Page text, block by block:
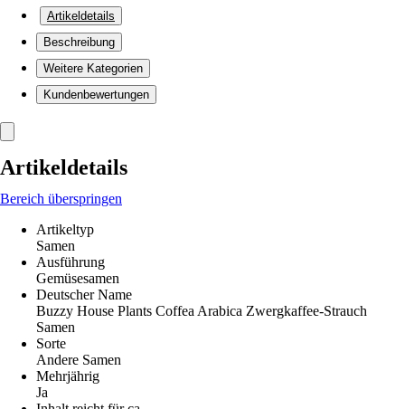
Artikeldetails
Beschreibung
Weitere Kategorien
Kundenbewertungen
Artikeldetails
Bereich überspringen
Artikeltyp
Samen
Ausführung
Gemüsesamen
Deutscher Name
Buzzy House Plants Coffea Arabica Zwergkaffee-Strauch
Samen
Sorte
Andere Samen
Mehrjährig
Ja